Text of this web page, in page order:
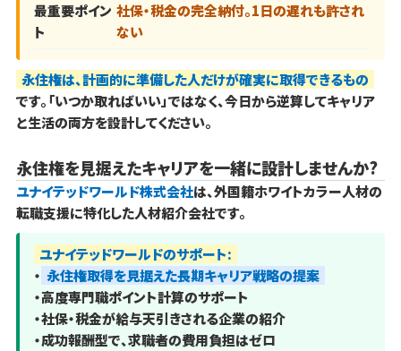
最重要ポイン
ト
社保・税金の完全納付。1日の遅れも許され
ない
永住権は、計画的に準備した人だけが確実に取得できるもの
です。「いつか取ればいい」ではなく、今日から逆算してキャリア
と生活の両方を設計してください。
永住権を見据えたキャリアを一緒に設計しませんか?
ユナイテッドワールド株式会社は、外国籍ホワイトカラー人材の
転職支援に特化した人材紹介会社です。
ユナイテッドワールドのサポート:
・ 永住権取得を見据えた長期キャリア戦略の提案
・高度専門職ポイント計算のサポート
・社保・税金が給与天引きされる企業の紹介
・成功報酬型で、求職者の費用負担はゼロ